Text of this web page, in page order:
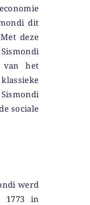
dit
Met deze
van het
sociale
werd
1773 in